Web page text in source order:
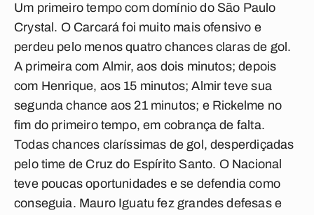
Um primeiro tempo com domínio do São Paulo
Crystal. O Carcará foi muito mais ofensivo e
perdeu pelo menos quatro chances claras de gol.
A primeira com Almir, aos dois minutos; depois
com Henrique, aos 15 minutos; Almir teve sua
segunda chance aos 21 minutos; e Rickelme no
fim do primeiro tempo, em cobrança de falta.
Todas chances claríssimas de gol, desperdiçadas
pelo time de Cruz do Espírito Santo. O Nacional
teve poucas oportunidades e se defendia como
conseguia. Mauro Iguatu fez grandes defesas e